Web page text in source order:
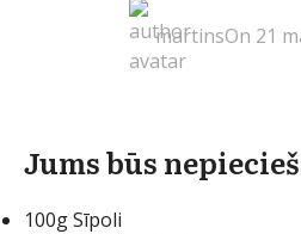
martinsOn 21
Jums būs
100g Sīpoli